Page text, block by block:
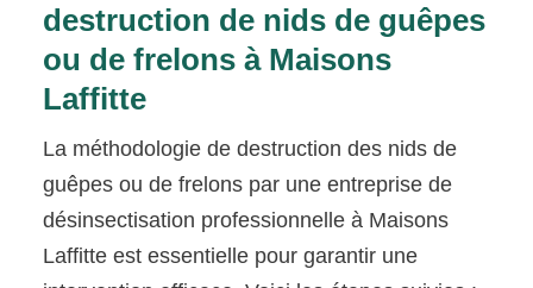
destruction de nids de guêpes
ou de frelons à Maisons
Laffitte
La méthodologie de destruction des nids de
guêpes ou de frelons par une entreprise de
désinsectisation professionnelle à Maisons
Laffitte est essentielle pour garantir une